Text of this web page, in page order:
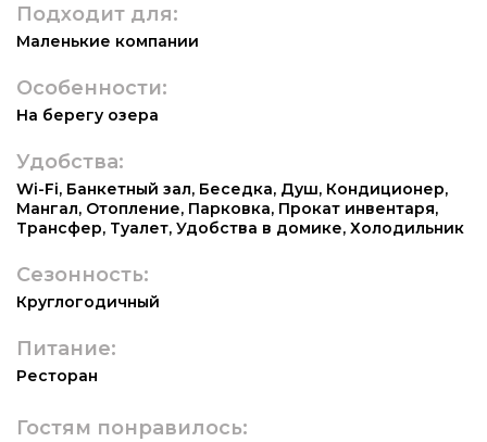
Подходит для:
Маленькие компании
Особенности:
На берегу озера
Удобства:
Wi-Fi, Банкетный зал, Беседка, Душ, Кондиционер,
Мангал, Отопление, Парковка, Прокат инвентаря,
Трансфер, Туалет, Удобства в домике, Холодильник
Сезонность:
Круглогодичный
Питание:
Ресторан
Гостям понравилось: